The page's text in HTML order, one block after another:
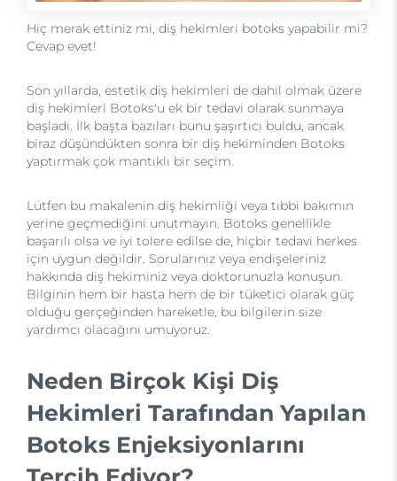
Hiç merak ettiniz mi, diş hekimleri botoks yapabilir mi?
Cevap evet!
Son yıllarda, estetik diş hekimleri de dahil olmak üzere
diş hekimleri Botoks'u ek bir tedavi olarak sunmaya
başladı. İlk başta bazıları bunu şaşırtıcı buldu, ancak
biraz düşündükten sonra bir diş hekiminden Botoks
yaptırmak çok mantıklı bir seçim.
Lütfen bu makalenin diş hekimliği veya tıbbi bakımın
yerine geçmediğini unutmayın. Botoks genellikle
başarılı olsa ve iyi tolere edilse de, hiçbir tedavi herkes
için uygun değildir. Sorularınız veya endişeleriniz
hakkında diş hekiminiz veya doktorunuzla konuşun.
Bilginin hem bir hasta hem de bir tüketici olarak güç
olduğu gerçeğinden hareketle, bu bilgilerin size
yardımcı olacağını umuyoruz.
Neden Birçok Kişi Diş
Hekimleri Tarafından Yapılan
Botoks Enjeksiyonlarını